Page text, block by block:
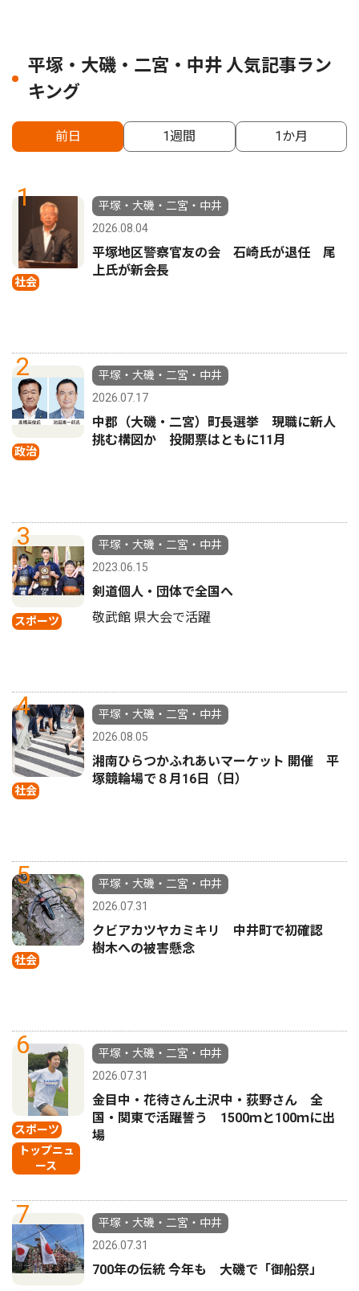
平塚・大磯・二宮・中井 人気記事ラン
キング
前日 1週間 1か月
1
社会
平塚・大磯・二宮・中井
2026.08.04
平塚地区警察官友の会 石崎氏が退任 尾
上氏が新会長
2
政治
平塚・大磯・二宮・中井
2026.07.17
中郡（大磯・二宮）町長選挙 現職に新人
挑む構図か 投開票はともに11月
3
スポーツ
平塚・大磯・二宮・中井
2023.06.15
剣道個人・団体で全国へ
敬武館 県大会で活躍
4
社会
平塚・大磯・二宮・中井
2026.08.05
湘南ひらつかふれあいマーケット 開催 平
塚競輪場で８月16日（日）
5
社会
平塚・大磯・二宮・中井
2026.07.31
クビアカツヤカミキリ 中井町で初確認
樹木への被害懸念
6
スポーツ
トップニュ
ース
平塚・大磯・二宮・中井
2026.07.31
金目中・花待さん土沢中・荻野さん 全
国・関東で活躍誓う 1500ｍと100ｍに出
場
7
平塚・大磯・二宮・中井
2026.07.31
700年の伝統 今年も 大磯で「御船祭」